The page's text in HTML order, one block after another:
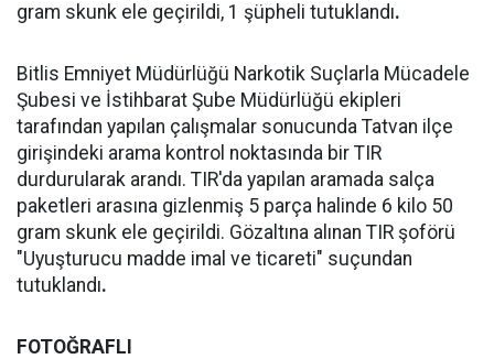
gram skunk ele geçirildi, 1 şüpheli tutuklandı.
Bitlis Emniyet Müdürlüğü Narkotik Suçlarla Mücadele
Şubesi ve İstihbarat Şube Müdürlüğü ekipleri
tarafından yapılan çalışmalar sonucunda Tatvan ilçe
girişindeki arama kontrol noktasında bir TIR
durdurularak arandı. TIR'da yapılan aramada salça
paketleri arasına gizlenmiş 5 parça halinde 6 kilo 50
gram skunk ele geçirildi. Gözaltına alınan TIR şoförü
"Uyuşturucu madde imal ve ticareti" suçundan
tutuklandı.
FOTOĞRAFLI